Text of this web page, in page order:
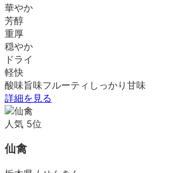
華やか
芳醇
重厚
穏やか
ドライ
軽快
酸味旨味フルーティ しっかり 甘味
詳細を見る
人気 5位
仙禽